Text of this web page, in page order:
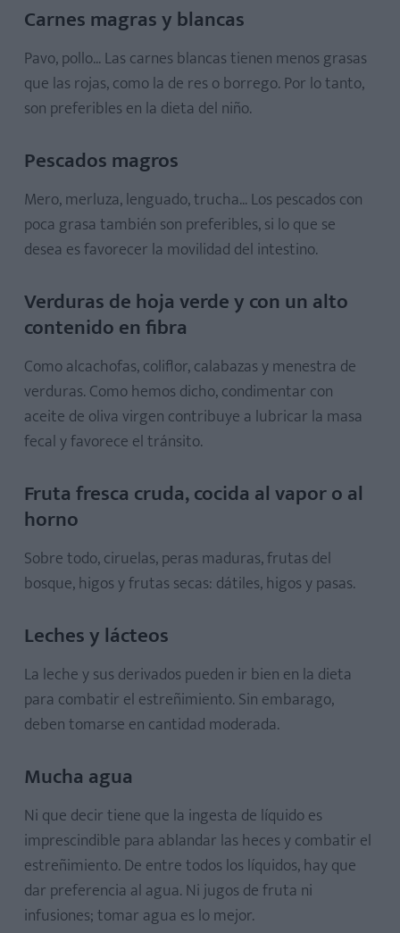
Carnes magras y blancas
Pavo, pollo... Las carnes blancas tienen menos grasas
que las rojas, como la de res o borrego. Por lo tanto,
son preferibles en la dieta del niño.
Pescados magros
Mero, merluza, lenguado, trucha... Los pescados con
poca grasa también son preferibles, si lo que se
desea es favorecer la movilidad del intestino.
Verduras de hoja verde y con un alto
contenido en fibra
Como alcachofas, coliflor, calabazas y menestra de
verduras. Como hemos dicho, condimentar con
aceite de oliva virgen contribuye a lubricar la masa
fecal y favorece el tránsito.
Fruta fresca cruda, cocida al vapor o al
horno
Sobre todo, ciruelas, peras maduras, frutas del
bosque, higos y frutas secas: dátiles, higos y pasas.
Leches y lácteos
La leche y sus derivados pueden ir bien en la dieta
para combatir el estreñimiento. Sin embarago,
deben tomarse en cantidad moderada.
Mucha agua
Ni que decir tiene que la ingesta de líquido es
imprescindible para ablandar las heces y combatir el
estreñimiento. De entre todos los líquidos, hay que
dar preferencia al agua. Ni jugos de fruta ni
infusiones; tomar agua es lo mejor.